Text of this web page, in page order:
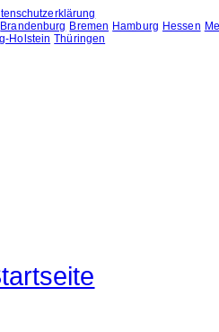
Brandenburg Bremen Hamburg Hessen
Holstein Thüringen